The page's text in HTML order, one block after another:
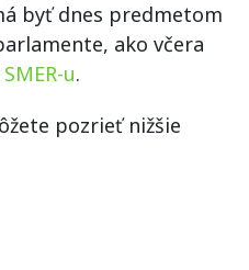
byť dnes predmetom
ako včera
u.
pozrieť nižšie